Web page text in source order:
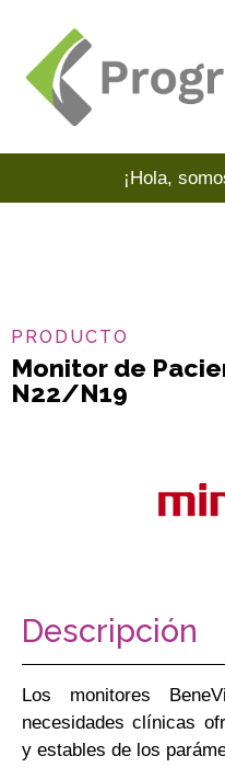
¡Hola,
PRODUCTO
Monitor de
N22/N19
Descripción
Los monitores
necesidades clínicas
y estables de los